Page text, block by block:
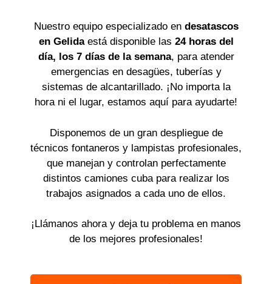
Nuestro equipo especializado en desatascos
en Gelida está disponible las 24 horas del
día, los 7 días de la semana, para atender
emergencias en desagües, tuberías y
sistemas de alcantarillado. ¡No importa la
hora ni el lugar, estamos aquí para ayudarte!
Disponemos de un gran despliegue de
técnicos fontaneros y lampistas profesionales,
que manejan y controlan perfectamente
distintos camiones cuba para realizar los
trabajos asignados a cada uno de ellos.
¡Llámanos ahora y deja tu problema en manos
de los mejores profesionales!